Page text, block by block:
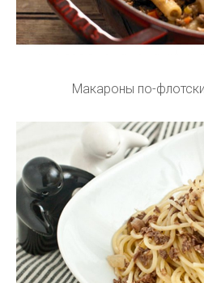
Макароны по-